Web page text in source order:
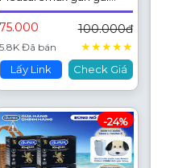
tăng khoái cảm (size
56mm, 3 bao/hộp)
75.000 100.000đ
5.8K Đã bán ★★★★★
Lấy Link Check Giá
-24%